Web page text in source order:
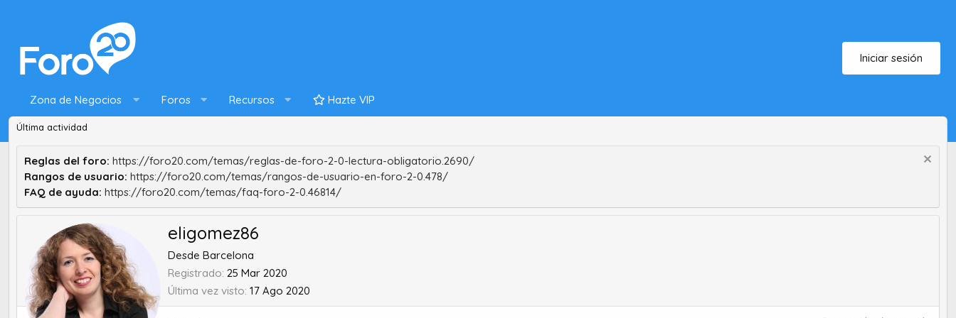
Iniciar sesión
Zona de Negocios Foros Recursos Hazte VIP
Última actividad
Reglas del foro: https://foro20.com/temas/reglas-de-foro-2-0-lectura-obligatorio.2690/
Rangos de usuario: https://foro20.com/temas/rangos-de-usuario-en-foro-2-0.478/
FAQ de ayuda: https://foro20.com/temas/faq-foro-2-0.46814/
eligomez86
Desde Barcelona
Registrado 25 Mar 2020
Última vez visto 17 Ago 2020